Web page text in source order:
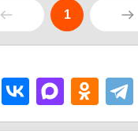
1